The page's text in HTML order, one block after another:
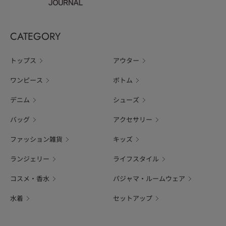
CATEGORY
トップス アウター
ワンピース ボトム
デニム シューズ
バッグ アクセサリー
ファッション雑貨 キッズ
ランジェリー ライフスタイル
コスメ・香水 パジャマ・ルームウェア
水着 セットアップ